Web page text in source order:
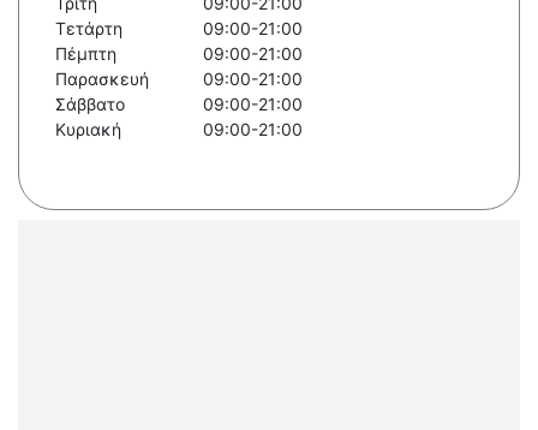
Τετάρτη
09:00-21:00
Πέμπτη
09:00-21:00
Παρασκευή
09:00-21:00
Σάββατο
09:00-21:00
Κυριακή
09:00-21:00